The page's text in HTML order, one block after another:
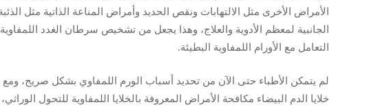
الأمراض الأخرى مثل الالتهابات ونقص الحديد وأمراض المناعة الذاتية مثل
الجانبية لمعظم الأدوية والعلاج، وهذا يجعل من تشخيص سرطان الغدد
التعامل مع الأورام اللمفاوية البطيئة.
لم يتمكن الأطباء حتى الآن من تحديد أسباب الورم اللمفاوي بشكل صريح،
خلايا الدم البيضاء مكافحة الأمراض المعروفة بالخلايا اللمفاوية للتحول